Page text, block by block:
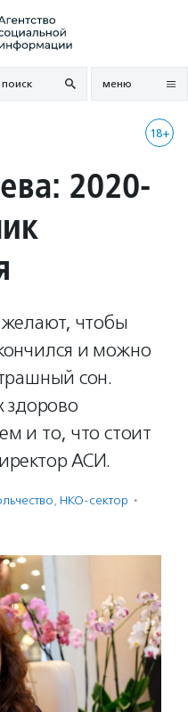
поиск меню
18+
2020-
желают, чтобы
и можно
сон.
здорово
и то, что стоит
АСИ.
, НКО-сектор ·